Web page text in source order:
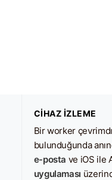
CIHAZ İZLEME
Bir worker
bulunduğunda
e-posta ve iOS ile
uygulaması